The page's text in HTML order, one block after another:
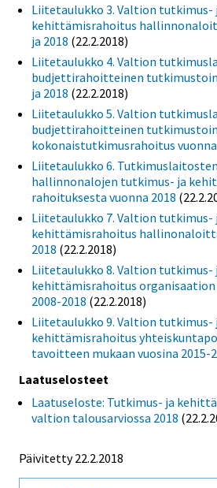
Liitetaulukko 3. Valtion tutkimus-
kehittämisrahoitus
ja 2018 (22.2.2018)
Liitetaulukko 4. Valtion
budjettirahoitteinen
ja 2018 (22.2.2018)
Liitetaulukko 5. Valtion
budjettirahoitteinen
kokonaistutkimusrahoitus vuonna
Liitetaulukko 6.
hallinnonalojen tutkimus- ja
rahoituksesta vuonna 2018
Liitetaulukko 7. Valtion tutkimus-
kehittämisrahoitus
2018 (22.2.2018)
Liitetaulukko 8. Valtion tutkimus-
kehittämisrahoitus organisaation
2008-2018 (22.2.2018)
Liitetaulukko 9. Valtion tutkimus-
kehittämisrahoitus
tavoitteen mukaan vuosina 2015-
Laatuselosteet
Laatuseloste: Tutkimus- ja
valtion talousarviossa 2018
Päivitetty 22.2.2018